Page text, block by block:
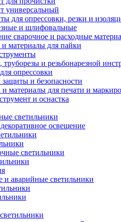
универсальный
для опрессовки, резки и
и шлифовальные
сварочное и расходные
материалы для пайки
и резьбонарезной
опрессовки
защиты и безопасности
и материалы для печати и
и оснастка
светильники
освещение
светильники
аварийные светильники